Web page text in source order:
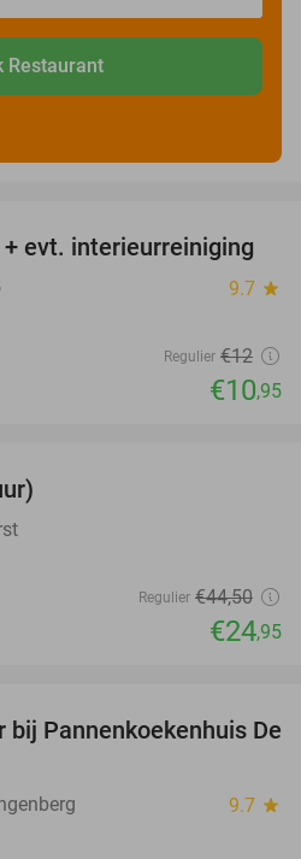
Restaurant
9%
evt. interieurreiniging
9.7 star
Regulier €12
€10,95
Regulier €44,50
€24,95
42%
bij Pannenkoekenhuis De
9.7 star